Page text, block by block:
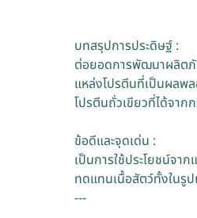
บทสรุปการประดิษฐ์ :
ต่อยอดการพัฒนาผลิตภั
แหล่งโปรตีนที่เป็นผลพ
โปรตีนถั่วเขียวที่ได้จา
ข้อดีและจุดเด่น :
เป็นการใช้ประโยชน์จ
ทดแทนเนื้อสัตว์ทั้งในรู
---